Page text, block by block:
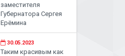
заместителя
Губернатора Сергея
Ерёмина
30.05.2023
Таким красивым как